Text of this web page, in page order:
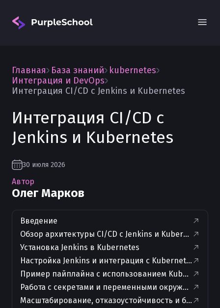
Вход
Главная База знаний
kubernetes
Интеграция и DevOps
Интеграция CI/CD с Jenkins и Kubernetes
Интеграция CI/CD с
Jenkins и Kubernetes
30 июля 2026
Автор
Олег Марков
Введение
Обзор архитектуры CI/CD с Jenkins и Kubernetes
Установка Jenkins в Kubernetes
Настройка Jenkins и интеграция с Kubernetes
Пример пайплайна с использованием Kubernetes-
Работа с секретами и переменными окружения
Масштабирование, отказоустойчивость и